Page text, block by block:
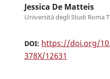
Jessica De Matteis
Università degli Studi Roma
DOI: https://doi.org/
378X/12631